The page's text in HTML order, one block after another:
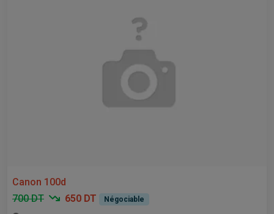
Canon 100d
700 DT
650 DT Négociable